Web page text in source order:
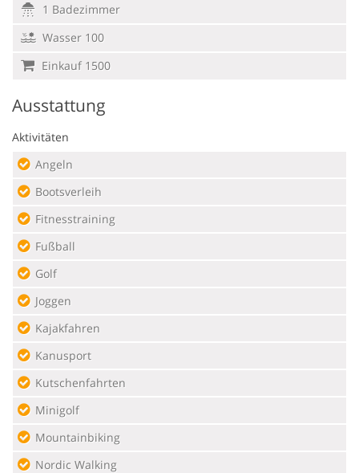
1 Badezimmer
Wasser 100
Einkauf 1500
Ausstattung
Aktivitäten
Angeln
Bootsverleih
Fitnesstraining
Fußball
Golf
Joggen
Kajakfahren
Kanusport
Kutschenfahrten
Minigolf
Mountainbiking
Nordic Walking